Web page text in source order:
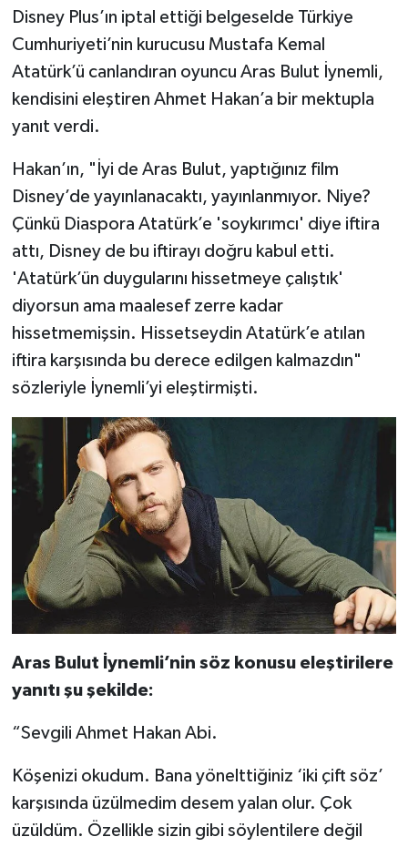
Disney Plus’ın iptal ettiği belgeselde Türkiye
Cumhuriyeti’nin kurucusu Mustafa Kemal
Atatürk’ü canlandıran oyuncu Aras Bulut İynemli,
kendisini eleştiren Ahmet Hakan’a bir mektupla
yanıt verdi.
Hakan’ın, "İyi de Aras Bulut, yaptığınız film
Disney’de yayınlanacaktı, yayınlanmıyor. Niye?
Çünkü Diaspora Atatürk’e 'soykırımcı' diye iftira
attı, Disney de bu iftirayı doğru kabul etti.
'Atatürk’ün duygularını hissetmeye çalıştık'
diyorsun ama maalesef zerre kadar
hissetmemişsin. Hissetseydin Atatürk’e atılan
iftira karşısında bu derece edilgen kalmazdın"
sözleriyle İynemli’yi eleştirmişti.
Aras Bulut İynemli’nin söz konusu eleştirilere
yanıtı şu şekilde:
“Sevgili Ahmet Hakan Abi.
Köşenizi okudum. Bana yönelttiğiniz ‘iki çift söz’
karşısında üzülmedim desem yalan olur. Çok
üzüldüm. Özellikle sizin gibi söylentilere değil